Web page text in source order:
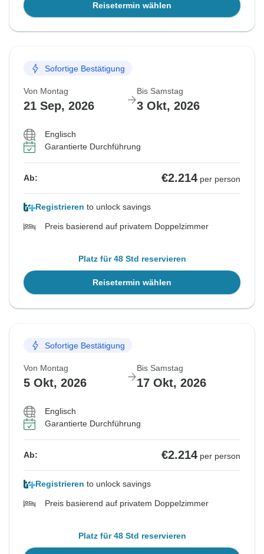
Reisetermin wählen
Sofortige Bestätigung
Von Montag
21 Sep, 2026
Bis Samstag
3 Okt, 2026
Englisch
Garantierte Durchführung
Ab: €2.214 per person
Registrieren to unlock savings
Preis basierend auf privatem Doppelzimmer
Platz für 48 Std reservieren
Reisetermin wählen
Sofortige Bestätigung
Von Montag
5 Okt, 2026
Bis Samstag
17 Okt, 2026
Englisch
Garantierte Durchführung
Ab: €2.214 per person
Registrieren to unlock savings
Preis basierend auf privatem Doppelzimmer
Platz für 48 Std reservieren